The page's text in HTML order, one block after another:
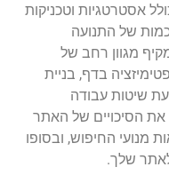
אסטרטגיות וטכניקות
של התנועה
מגוון רחב של
בדף, בניית
שיטות עבודה
את הסיכויים של האתר
מנועי החיפוש, ובסופו
שלך.